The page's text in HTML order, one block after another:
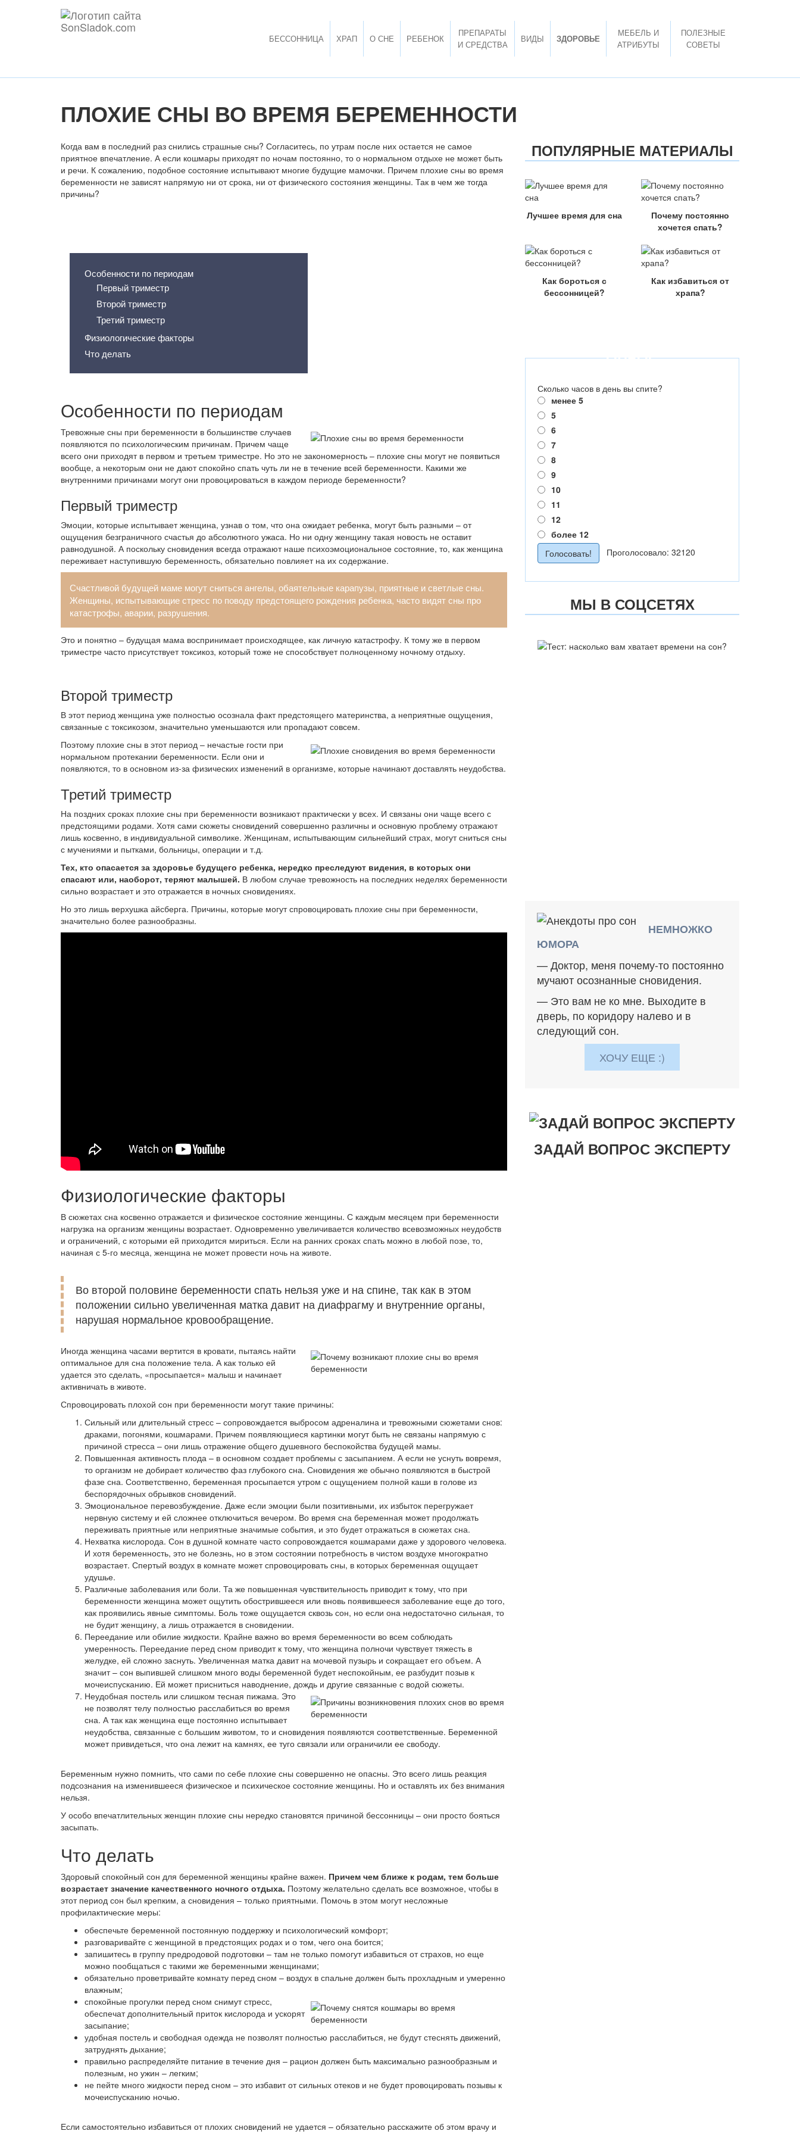
БЕССОННИЦА ХРАП О СНЕ РЕБЕНОК
ПРЕПАРАТЫ
И СРЕДСТВА
ВИДЫ ЗДОРОВЬЕ
МЕБЕЛЬ И
АТРИБУТЫ
ПОЛЕЗНЫЕ
СОВЕТЫ
ПЛОХИЕ СНЫ ВО ВРЕМЯ БЕРЕМЕННОСТИ
Когда вам в последний раз снились страшные сны? Согласитесь, по утрам после них остается не самое
приятное впечатление. А если кошмары приходят по ночам постоянно, то о нормальном отдыхе не может быть
и речи. К сожалению, подобное состояние испытывают многие будущие мамочки. Причем плохие сны во время
беременности не зависят напрямую ни от срока, ни от физического состояния женщины. Так в чем же тогда
причины?
Особенности по периодам
Первый триместр
Второй триместр
Третий триместр
Физиологические факторы
Что делать
Особенности по периодам
Тревожные сны при беременности в большинстве случаев
появляются по психологическим причинам. Причем чаще
всего они приходят в первом и третьем триместре. Но это не закономерность – плохие сны могут не появиться
вообще, а некоторым они не дают спокойно спать чуть ли не в течение всей беременности. Какими же
внутренними причинами могут они провоцироваться в каждом периоде беременности?
Первый триместр
Эмоции, которые испытывает женщина, узнав о том, что она ожидает ребенка, могут быть разными – от
ощущения безграничного счастья до абсолютного ужаса. Но ни одну женщину такая новость не оставит
равнодушной. А поскольку сновидения всегда отражают наше психоэмоциональное состояние, то, как женщина
переживает наступившую беременность, обязательно повлияет на их содержание.
Счастливой будущей маме могут сниться ангелы, обаятельные карапузы, приятные и светлые сны.
Женщины, испытывающие стресс по поводу предстоящего рождения ребенка, часто видят сны про
катастрофы, аварии, разрушения.
Это и понятно – будущая мама воспринимает происходящее, как личную катастрофу. К тому же в первом
триместре часто присутствует токсикоз, который тоже не способствует полноценному ночному отдыху.
Второй триместр
В этот период женщина уже полностью осознала факт предстоящего материнства, а неприятные ощущения,
связанные с токсикозом, значительно уменьшаются или пропадают совсем.
Поэтому плохие сны в этот период – нечастые гости при
нормальном протекании беременности. Если они и
появляются, то в основном из-за физических изменений в организме, которые начинают доставлять неудобства.
Третий триместр
На поздних сроках плохие сны при беременности возникают практически у всех. И связаны они чаще всего с
предстоящими родами. Хотя сами сюжеты сновидений совершенно различны и основную проблему отражают
лишь косвенно, в индивидуальной символике. Женщинам, испытывающим сильнейший страх, могут сниться сны
с мучениями и пытками, больницы, операции и т.д.
Тех, кто опасается за здоровье будущего ребенка, нередко преследуют видения, в которых они
спасают или, наоборот, теряют малышей. В любом случае тревожность на последних неделях беременности
сильно возрастает и это отражается в ночных сновидениях.
Но это лишь верхушка айсберга. Причины, которые могут спровоцировать плохие сны при беременности,
значительно более разнообразны.
Физиологические факторы
В сюжетах сна косвенно отражается и физическое состояние женщины. С каждым месяцем при беременности
нагрузка на организм женщины возрастает. Одновременно увеличивается количество всевозможных неудобств
и ограничений, с которыми ей приходится мириться. Если на ранних сроках спать можно в любой позе, то,
начиная с 5-го месяца, женщина не может провести ночь на животе.
Во второй половине беременности спать нельзя уже и на спине, так как в этом
положении сильно увеличенная матка давит на диафрагму и внутренние органы,
нарушая нормальное кровообращение.
Иногда женщина часами вертится в кровати, пытаясь найти
оптимальное для сна положение тела. А как только ей
удается это сделать, «просыпается» малыш и начинает
активничать в животе.
Спровоцировать плохой сон при беременности могут такие причины:
Сильный или длительный стресс – сопровождается выбросом адреналина и тревожными сюжетами снов:
драками, погонями, кошмарами. Причем появляющиеся картинки могут быть не связаны напрямую с
причиной стресса – они лишь отражение общего душевного беспокойства будущей мамы.
Повышенная активность плода – в основном создает проблемы с засыпанием. А если не уснуть вовремя,
то организм не добирает количество фаз глубокого сна. Сновидения же обычно появляются в быстрой
фазе сна. Соответственно, беременная просыпается утром с ощущением полной каши в голове из
беспорядочных обрывков сновидений.
Эмоциональное перевозбуждение. Даже если эмоции были позитивными, их избыток перегружает
нервную систему и ей сложнее отключиться вечером. Во время сна беременная может продолжать
переживать приятные или неприятные значимые события, и это будет отражаться в сюжетах сна.
Нехватка кислорода. Сон в душной комнате часто сопровождается кошмарами даже у здорового человека.
И хотя беременность, это не болезнь, но в этом состоянии потребность в чистом воздухе многократно
возрастает. Спертый воздух в комнате может спровоцировать сны, в которых беременная ощущает
удушье.
Различные заболевания или боли. Та же повышенная чувствительность приводит к тому, что при
беременности женщина может ощутить обострившееся или вновь появившееся заболевание еще до того,
как проявились явные симптомы. Боль тоже ощущается сквозь сон, но если она недостаточно сильная, то
не будит женщину, а лишь отражается в сновидении.
Переедание или обилие жидкости. Крайне важно во время беременности во всем соблюдать
умеренность. Переедание перед сном приводит к тому, что женщина полночи чувствует тяжесть в
желудке, ей сложно заснуть. Увеличенная матка давит на мочевой пузырь и сокращает его объем. А
значит – сон выпившей слишком много воды беременной будет неспокойным, ее разбудит позыв к
мочеиспусканию. Ей может присниться наводнение, дождь и другие связанные с водой сюжеты.
Неудобная постель или слишком тесная пижама. Это
не позволят телу полностью расслабиться во время
сна. А так как женщина еще постоянно испытывает
неудобства, связанные с большим животом, то и сновидения появляются соответственные. Беременной
может привидеться, что она лежит на камнях, ее туго связали или ограничили ее свободу.
Беременным нужно помнить, что сами по себе плохие сны совершенно не опасны. Это всего лишь реакция
подсознания на изменившееся физическое и психическое состояние женщины. Но и оставлять их без внимания
нельзя.
У особо впечатлительных женщин плохие сны нередко становятся причиной бессонницы – они просто бояться
засыпать.
Что делать
Здоровый спокойный сон для беременной женщины крайне важен. Причем чем ближе к родам, тем больше
возрастает значение качественного ночного отдыха. Поэтому желательно сделать все возможное, чтобы в
этот период сон был крепким, а сновидения – только приятными. Помочь в этом могут несложные
профилактические меры:
обеспечьте беременной постоянную поддержку и психологический комфорт;
разговаривайте с женщиной в предстоящих родах и о том, чего она боится;
запишитесь в группу предродовой подготовки – там не только помогут избавиться от страхов, но еще
можно пообщаться с такими же беременными женщинами;
обязательно проветривайте комнату перед сном – воздух в спальне должен быть прохладным и умеренно
влажным;
спокойные прогулки перед сном снимут стресс,
обеспечат дополнительный приток кислорода и ускорят
засыпание;
удобная постель и свободная одежда не позволят полностью расслабиться, не будут стеснять движений,
затруднять дыхание;
правильно распределяйте питание в течение дня – рацион должен быть максимально разнообразным и
полезным, но ужин – легким;
не пейте много жидкости перед сном – это избавит от сильных отеков и не будет провоцировать позывы к
мочеиспусканию ночью.
Если самостоятельно избавиться от плохих сновидений не удается – обязательно расскажите об этом врачу и
ПОПУЛЯРНЫЕ МАТЕРИАЛЫ
Лучшее время для сна
Почему постоянно
хочется спать?
Как бороться с
бессонницей?
Как избавиться от
храпа?
ОПРОС
Сколько часов в день вы спите?
менее 5
5
6
7
8
9
10
11
12
более 12
Проголосовало: 32120
МЫ В СОЦСЕТЯХ
НЕМНОЖКО
ЮМОРА
— Доктор, меня почему-то постоянно
мучают осознанные сновидения.
— Это вам не ко мне. Выходите в
дверь, по коридору налево и в
следующий сон.
ХОЧУ ЕЩЕ :)
ЗАДАЙ ВОПРОС ЭКСПЕРТУ